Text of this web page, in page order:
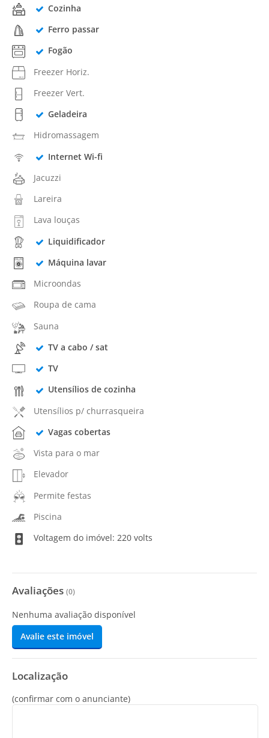
Cozinha
Ferro passar
Fogão
Freezer Horiz.
Freezer Vert.
Geladeira
Hidromassagem
Internet Wi-fi
Jacuzzi
Lareira
Lava louças
Liquidificador
Máquina lavar
Microondas
Roupa de cama
Sauna
TV a cabo / sat
TV
Utensílios de cozinha
Utensílios p/ churrasqueira
Vagas cobertas
Vista para o mar
Elevador
Permite festas
Piscina
Voltagem do imóvel: 220 volts
Avaliações (0)
Nenhuma avaliação disponível
Avalie este imóvel
Localização
(confirmar com o anunciante)